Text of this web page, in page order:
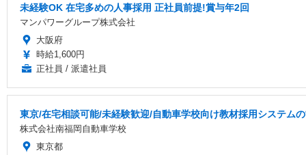
未経験OK 在宅多めの人事採用 正社員前提!賞与年2回
マンパワーグループ株式会社
大阪府
時給1,600円
正社員 / 派遣社員
東京/在宅相談可能/未経験歓迎/自動車学校向け教材採用システム
株式会社南福岡自動車学校
東京都